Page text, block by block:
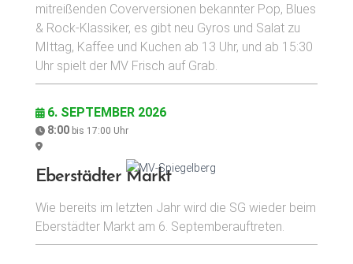
mitreißenden Coverversionen bekannter Pop, Blues
& Rock-Klassiker, es gibt neu Gyros und Salat zu
MIttag, Kaffee und Kuchen ab 13 Uhr, und ab 15:30
Uhr spielt der MV Frisch auf Grab.
6. SEPTEMBER 2026
8:00 bis 17:00 Uhr
Eberstädter Markt
Wie bereits im letzten Jahr wird die SG wieder beim
Eberstädter Markt am 6. Septemberauftreten.